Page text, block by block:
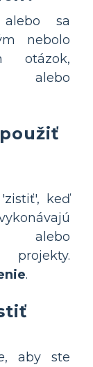
sa
nebolo
otázok,
alebo
keď
alebo
.
, aby ste